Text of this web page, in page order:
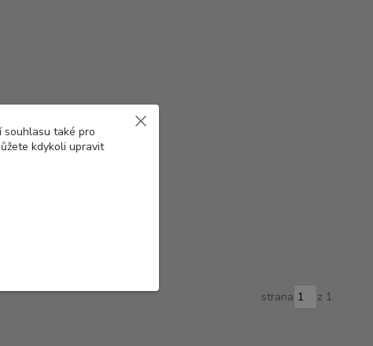
strana z 1
souhlasu také pro
kdykoli upravit